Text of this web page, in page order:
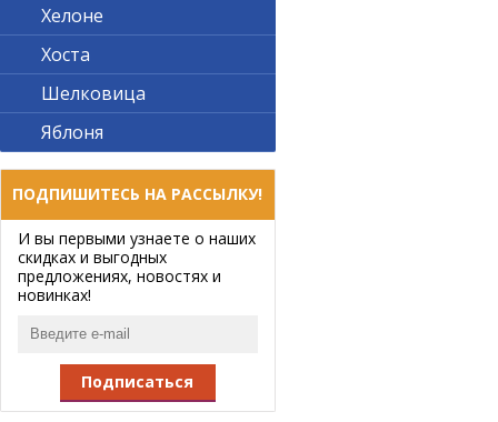
Хелоне
Хоста
Шелковица
Яблоня
ПОДПИШИТЕСЬ НА РАССЫЛКУ!
И вы первыми узнаете о наших
скидках и выгодных
предложениях, новостях и
новинках!
Подписаться